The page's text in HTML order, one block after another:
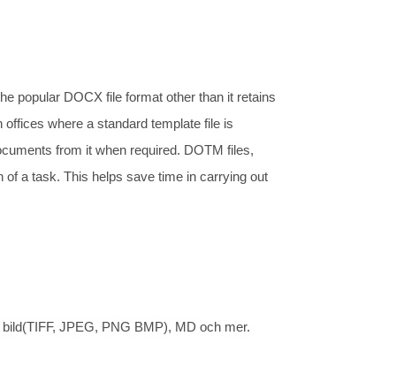
popular DOCX file format other than it retains
where a standard template file is
from it when required. DOTM files,
a task. This helps save time in carrying out
JPEG, PNG BMP), MD och mer.